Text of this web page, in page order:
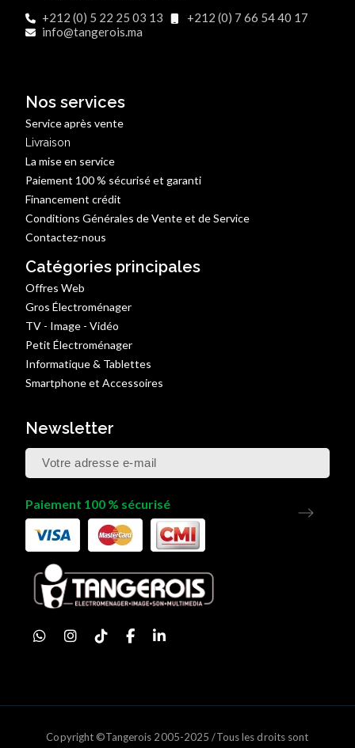
+212 (0) 5 22 25 03 13
+212 (0) 7 66 54 40 17
info@tangerois.ma
Nos services
Service après vente
Livraison
La mise en service
Paiement 100 % sécurisé et garanti
Financement crédit
Conditions Générales de Vente et de Service
Contactez-nous
Catégories principales
Offres Web
Gros Électroménager
TV - Image - Vidéo
Petit Électroménager
Informatique & Tablettes
Smartphone et Accessoires
Newsletter
Paiement 100 % sécurisé
Copyright ©Tangerois 2005-2025 /Tous les droits sont